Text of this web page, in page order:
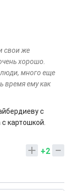
свои же
хорошо.
много еще
время ему как
с
картошкой.
+2